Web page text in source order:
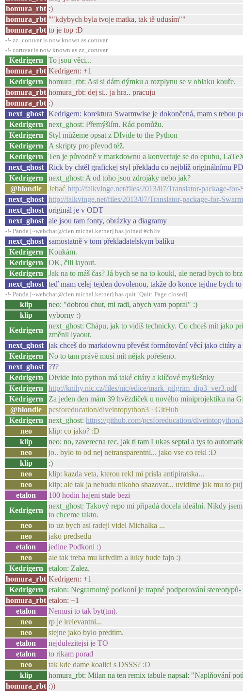
homura_rbt :)
homura_rbt ""kdybych byla tvoje matka, tak tě udusím""
homura_rbt to je top :D
-!- zz_coruvar is now known as coruvar
-!- coruvar is now known as zz_coruvar
Kedrigern To jsou věci...
homura_rbt Kedrigern: +1
Kedrigern
homura_rbt: Asi si dám dýmku a rozplynu se v oblaku kouře.
homura_rbt homura_rbt: dej si.. ja hra.. pracuju
homura_rbt :)
next_ghost Kedrigern: korektura Swarmwise je dokončená, mam s tebou
Kedrigern
next_ghost: Přemýšlím. Rád pomůžu.
Kedrigern
Styl můžeme opsat z DIvide to the Python
Kedrigern
A skripty pro převod též.
Kedrigern
Ten je původně v markdownu a konvertuje se do epubu,
next_ghost Rick by chtěl grafickej styl překladu co nejblíž originálnímu
Kedrigern
next_ghost: A od toho jsou zdrojáky nebo jak?
@blondie
Jebać http://falkvinge.net/files/2013/07/Translator-package-
next_ghost http://falkvinge.net/files/2013/07/Translator-package-for-
next_ghost originál je v ODT
next_ghost ale jsou tam fonty, obrázky a diagramy
-!- Panda [~webchat@clen.michal.ketner] has joined #chliv
next_ghost samostatně v tom překladatelskym balíku
Kedrigern
Koukám.
Kedrigern
OK, čili layout.
Kedrigern
Jak na to máš čas? Já bych se na to koukl, ale nerad bych to
next_ghost teď mam celej tejden dovolenou, takže do konce tejdne bych
-!- Panda [~webchat@clen.michal.ketner] has quit [Quit: Page closed]
klip neo: "dobrou chut, mi radi, abych vam popral" :)
klip
vyborny :)
Kedrigern
next_ghost: Chápu, jak to vidíš technicky. Co chceš mít jako
změnil lyaout.
next_ghost jak chceš do markdownu převést formátování věcí jako citáty
Kedrigern
No to tam právě musí mít nějak pořešeno.
next_ghost ???
Kedrigern
Divide into python má také citáty a klíčové myšlešnky
Kedrigern
http://knihy.nic.cz/files/nic/edice/mark_pilgrim_dip3_ver3.pdf
Kedrigern
Za jeden den mám 39 hvězdiček u nového miniprojektíku na
@blondie
pcsforeducation/diveintopython3 · GitHub
Kedrigern
next_ghost: https://github.com/pcsforeducation/diveintopython3
neo
klip: co jako? :D
klip
neo: no, zaverecna rec, jak ti tam Lukas septal a tys to
neo
jo.. bylo to od nej netransparentni... jako vse co rekl :D
klip
:)
neo
klip: kazda veta, kterou rekl mi prisla antipiratska...
neo
klip: ale tak ja nebudu nikoho shazovat... uvidime jak mu to
etalon
100 hodin hajeni stale bezi
Kedrigern
next_ghost: Takový repo mi připadá docela ideální. Nikdy
to chceme takto.
neo
to uz bych asi radeji videl Michalka ...
neo
jako predsedu
etalon
jedine Podkoni :)
neo
ale tak treba mu krivdim a luky bude fajn :)
Kedrigern
etalon: Zalez.
homura_rbt Kedrigern: +1
Kedrigern
etalon: Negramotný podkoní je trapné podporování stereotypů-
homura_rbt etalon: +1
etalon
Nemusi to tak byt(tm).
neo
rp je irelevantni...
neo
stejne jako bylo predtim.
etalon
nejdulezitejsi je TO
etalon
to rikam porad
neo
tak kde dame koalici s DSSS? :D
klip
homura_rbt: Milan na ten remix tabule napsal: "Naplňování
homura_rbt :))